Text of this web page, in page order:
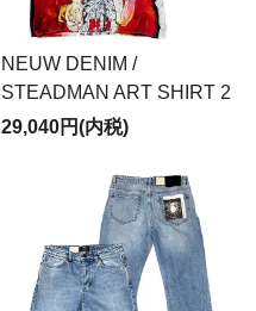
NEUW DENIM /
STEADMAN ART SHIRT 2
29,040円(内税)